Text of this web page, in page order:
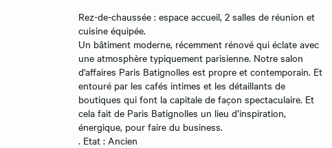
Rez-de-chaussée : espace accueil, 2 salles de réunion et
cuisine équipée.
Un bâtiment moderne, récemment rénové qui éclate avec
une atmosphère typiquement parisienne. Notre salon
d'affaires Paris Batignolles est propre et contemporain. Et
entouré par les cafés intimes et les détaillants de
boutiques qui font la capitale de façon spectaculaire. Et
cela fait de Paris Batignolles un lieu d’inspiration,
énergique, pour faire du business.
. Etat : Ancien